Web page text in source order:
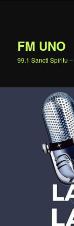
FM UNO
99.1 Sancti Spíritu